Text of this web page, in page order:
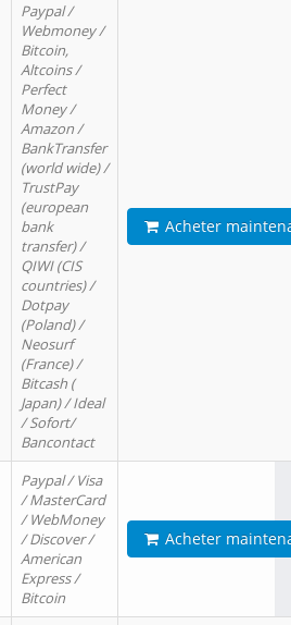
Paypal /
Webmoney /
Bitcoin,
Altcoins /
Perfect
Money /
Amazon /
BankTransfer
(world wide) /
TrustPay
(european
bank
transfer) /
QIWI (CIS
countries) /
Dotpay
(Poland) /
Neosurf
(France) /
Bitcash (
Japan) / Ideal
/ Sofort/
Bancontact
Acheter
Paypal / Visa
/ MasterCard
/ WebMoney
/ Discover /
American
Express /
Bitcoin
Acheter